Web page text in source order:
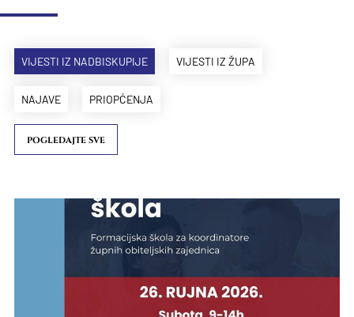
VIJESTI IZ NADBISKUPIJE VIJESTI IZ ŽUPA
NAJAVE PRIOPĆENJA
POGLEDAJTE SVE